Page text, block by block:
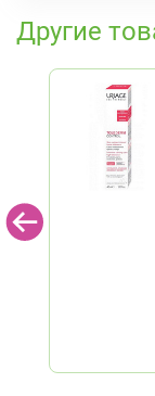
Другие